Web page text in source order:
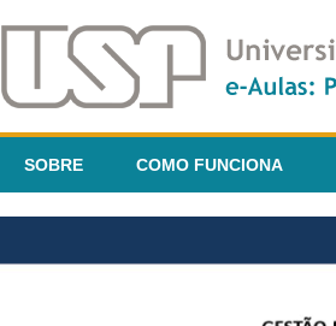
SOBRE COMO FUNCIONA